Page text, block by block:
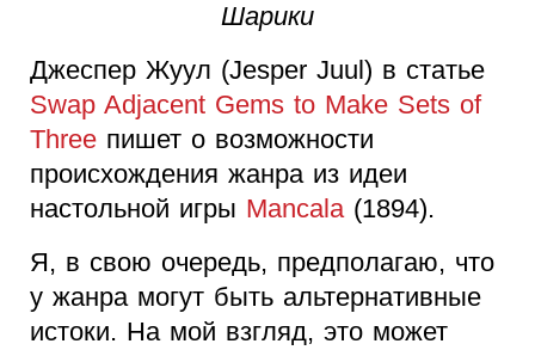
Шарики
Джеспер Жуул (Jesper Juul) в статье
Swap Adjacent Gems to Make Sets of
Three пишет о возможности
происхождения жанра из идеи
настольной игры Mancala(1894).
Я, в свою очередь, предполагаю, что
у жанра могут быть альтернативные
истоки. На мой взгляд, это может